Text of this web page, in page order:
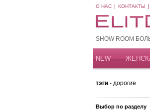
О НАС КОНТАКТЫ
SHOW ROOM
NEW
тэги - дорогие
Выбор по разделу